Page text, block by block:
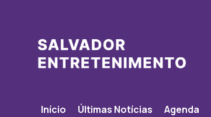
Início Últimas Notícias Agenda